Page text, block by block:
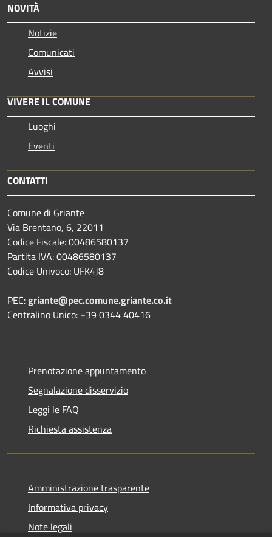
NOVITÀ
Notizie
Comunicati
Avvisi
VIVERE IL COMUNE
Luoghi
Eventi
CONTATTI
Comune di Griante
Via Brentano, 6, 22011
Codice Fiscale: 00486580137
Partita IVA: 00486580137
Codice Univoco: UFK4J8
PEC:griante@pec.comune.griante.co.it
Centralino Unico: +39 0344 40416
Prenotazione appuntamento
Segnalazione disservizio
Leggi le FAQ
Richiesta assistenza
Amministrazione trasparente
Informativa privacy
Note legali